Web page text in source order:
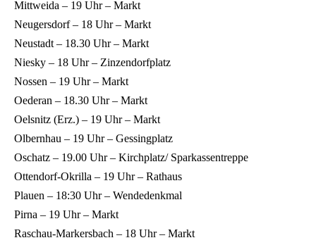
Mittweida – 19 Uhr – Markt
Neugersdorf – 18 Uhr – Markt
Neustadt – 18.30 Uhr – Markt
Niesky – 18 Uhr – Zinzendorfplatz
Nossen – 19 Uhr – Markt
Oederan – 18.30 Uhr – Markt
Oelsnitz (Erz.) – 19 Uhr – Markt
Olbernhau – 19 Uhr – Gessingplatz
Oschatz – 19.00 Uhr – Kirchplatz/ Sparkassentreppe
Ottendorf-Okrilla – 19 Uhr – Rathaus
Plauen – 18:30 Uhr – Wendedenkmal
Pirna – 19 Uhr – Markt
Raschau-Markersbach – 18 Uhr – Markt